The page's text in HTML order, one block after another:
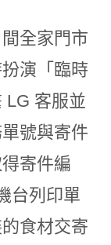
全家門市
演「臨時
LG 客服並
號與寄件
寄件編
台列印單
食材交寄